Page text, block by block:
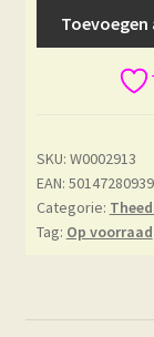
Toevoegen
SKU: W0002913
EAN:
Categorie:
Tag: Op voorraad